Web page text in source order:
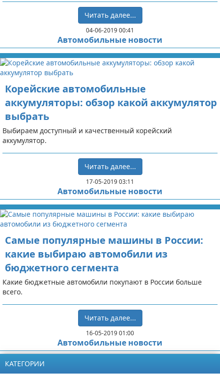
Читать далее...
04-06-2019 00:41
Автомобильные новости
Корейские автомобильные
аккумуляторы: обзор какой аккумулятор
выбрать
Выбираем доступный и качественный корейский
аккумулятор.
Читать далее...
17-05-2019 03:11
Автомобильные новости
Самые популярные машины в России:
какие выбираю автомобили из
бюджетного сегмента
Какие бюджетные автомобили покупают в России больше
всего.
Читать далее...
16-05-2019 01:00
Автомобильные новости
КАТЕГОРИИ